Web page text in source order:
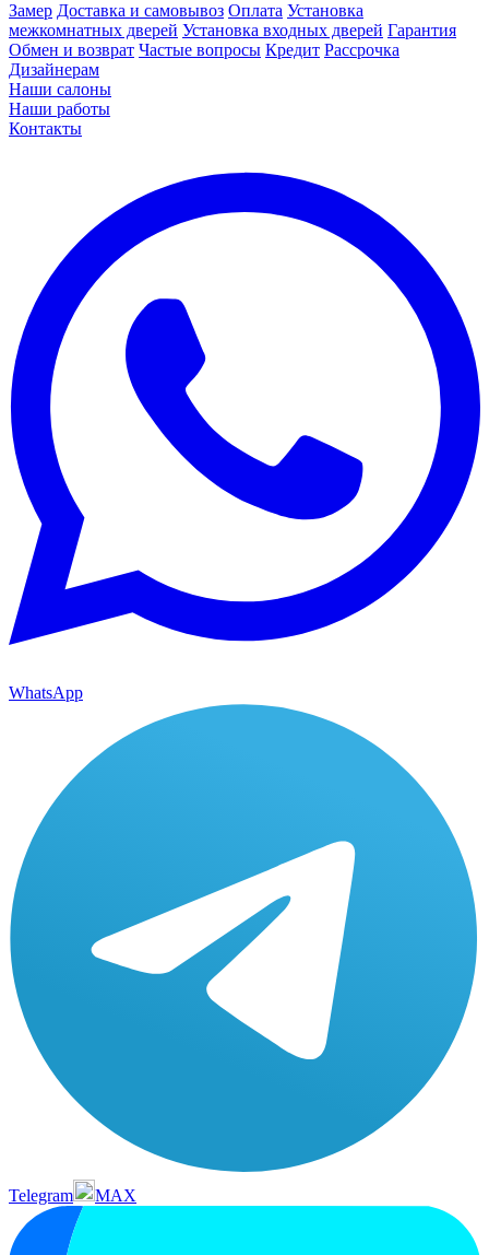
Замер Доставка и самовывоз Оплата Установка
межкомнатных дверей Установка входных дверей Гарантия
Обмен и возврат Частые вопросы Кредит Рассрочка
Дизайнерам
Наши салоны
Наши работы
Контакты
WhatsApp
Telegram MAX